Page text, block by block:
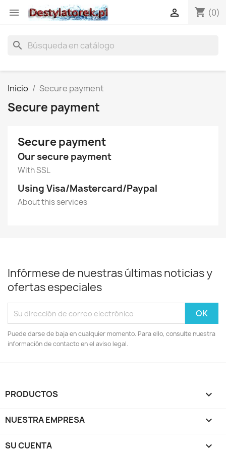
 shopping_cart (0)

search
Inicio Secure payment
Secure payment
Secure payment
Our secure payment
With SSL
Using Visa/Mastercard/Paypal
About this services
Infórmese de nuestras últimas noticias y
ofertas especiales
Puede darse de baja en cualquier momento. Para ello, consulte nuestra
información de contacto en el aviso legal.
PRODUCTOS 
NUESTRA EMPRESA 
SU CUENTA 